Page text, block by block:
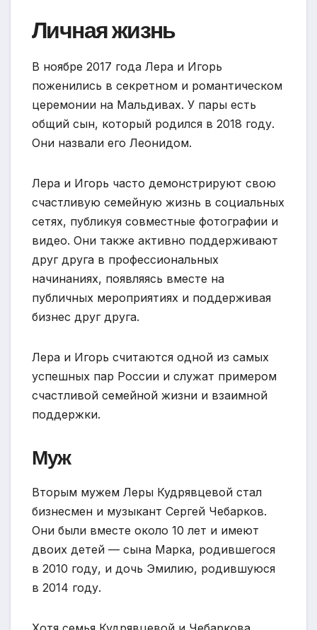
Личная жизнь
В ноябре 2017 года Лера и Игорь
поженились в секретном и романтическом
церемонии на Мальдивах. У пары есть
общий сын, который родился в 2018 году.
Они назвали его Леонидом.
Лера и Игорь часто демонстрируют свою
счастливую семейную жизнь в социальных
сетях, публикуя совместные фотографии и
видео. Они также активно поддерживают
друг друга в профессиональных
начинаниях, появляясь вместе на
публичных мероприятиях и поддерживая
бизнес друг друга.
Лера и Игорь считаются одной из самых
успешных пар России и служат примером
счастливой семейной жизни и взаимной
поддержки.
Муж
Вторым мужем Леры Кудрявцевой стал
бизнесмен и музыкант Сергей Чебарков.
Они были вместе около 10 лет и имеют
двоих детей — сына Марка, родившегося
в 2010 году, и дочь Эмилию, родившуюся
в 2014 году.